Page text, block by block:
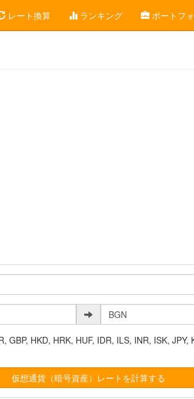
レート換算 ランキング ポートフ
HKD, HRK, HUF, IDR, ILS, INR, ISK,